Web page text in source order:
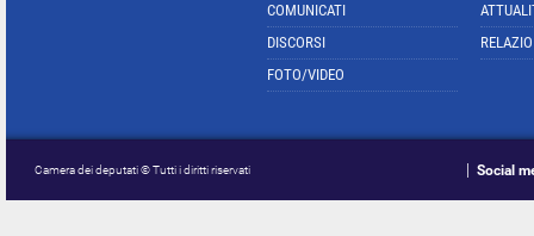
COMUNICATI
DISCORSI
FOTO/VIDEO
Camera dei deputati © Tutti i diritti riservati Social